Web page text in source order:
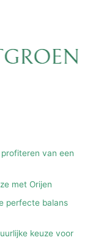
van een
met Orijen
perfecte balans
keuze voor